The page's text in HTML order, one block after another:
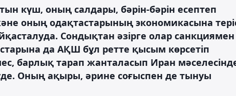
күш, оның салдары, бәрін-бәрін есептеп
оның одақтастарының экономикасына
Сондықтан әзірге олар санкциямен
да АҚШ бұл ретте қысым көрсетіп
барлық тарап жанталасып Иран
Оның ақыры, әрине соғыспен де тынуы